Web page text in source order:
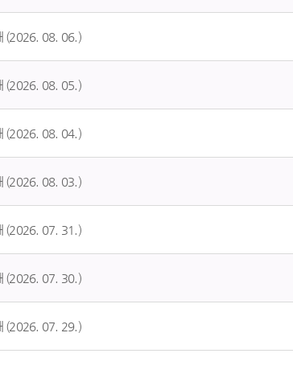
(2026. 08. 06.)
(2026. 08. 05.)
(2026. 08. 04.)
(2026. 08. 03.)
(2026. 07. 31.)
(2026. 07. 30.)
(2026. 07. 29.)